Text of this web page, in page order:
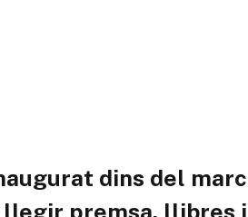
dins del
llegir premsa, llibres